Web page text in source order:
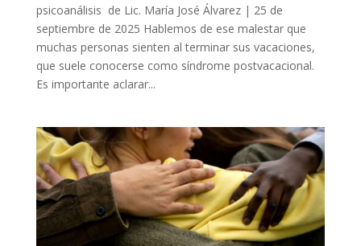
psicoanálisis de Lic. María José Álvarez | 25 de
septiembre de 2025 Hablemos de ese malestar que
muchas personas sienten al terminar sus vacaciones,
que suele conocerse como síndrome postvacacional.
Es importante aclarar...